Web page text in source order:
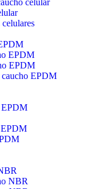
celular
EPDM
EPDM
caucho EPDM
EPDM
EPDM
NBR